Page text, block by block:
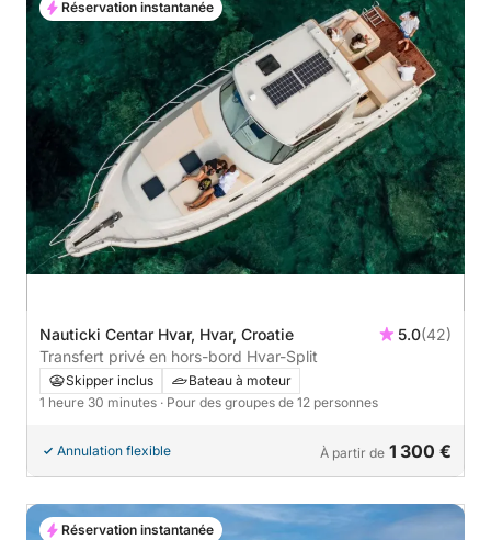
Nauticki Centar Hvar, Hvar, Croatie 5.0(42)
Transfert privé en hors-bord Hvar-Split
Skipper inclus
Bateau à moteur
1 heure 30 minutes · Pour des groupes de 12 personnes
Annulation flexible À partir de 1 300 €
Réservation instantanée
Réservation instantanée